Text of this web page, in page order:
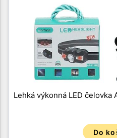
Lehká výkonná LED čelovka
Do